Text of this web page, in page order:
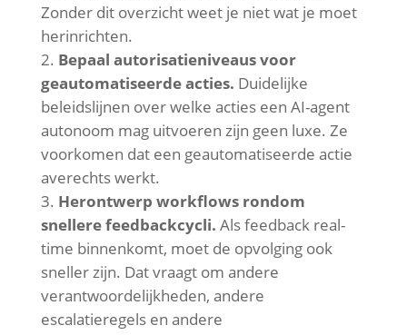
Zonder dit overzicht weet je niet wat je moet
herinrichten.
Bepaal autorisatieniveaus voor
geautomatiseerde acties. Duidelijke
beleidslijnen over welke acties een AI-agent
autonoom mag uitvoeren zijn geen luxe. Ze
voorkomen dat een geautomatiseerde actie
averechts werkt.
Herontwerp workflows rondom
snellere feedbackcycli. Als feedback real-
time binnenkomt, moet de opvolging ook
sneller zijn. Dat vraagt om andere
verantwoordelijkheden, andere
escalatieregels en andere